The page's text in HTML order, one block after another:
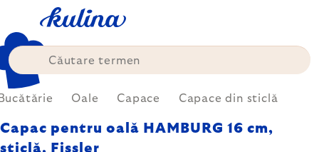
conținut
Oale Capace Capace din sticlă
Capac pentru oală HAMBURG 16 cm,
sticlă, Fissler